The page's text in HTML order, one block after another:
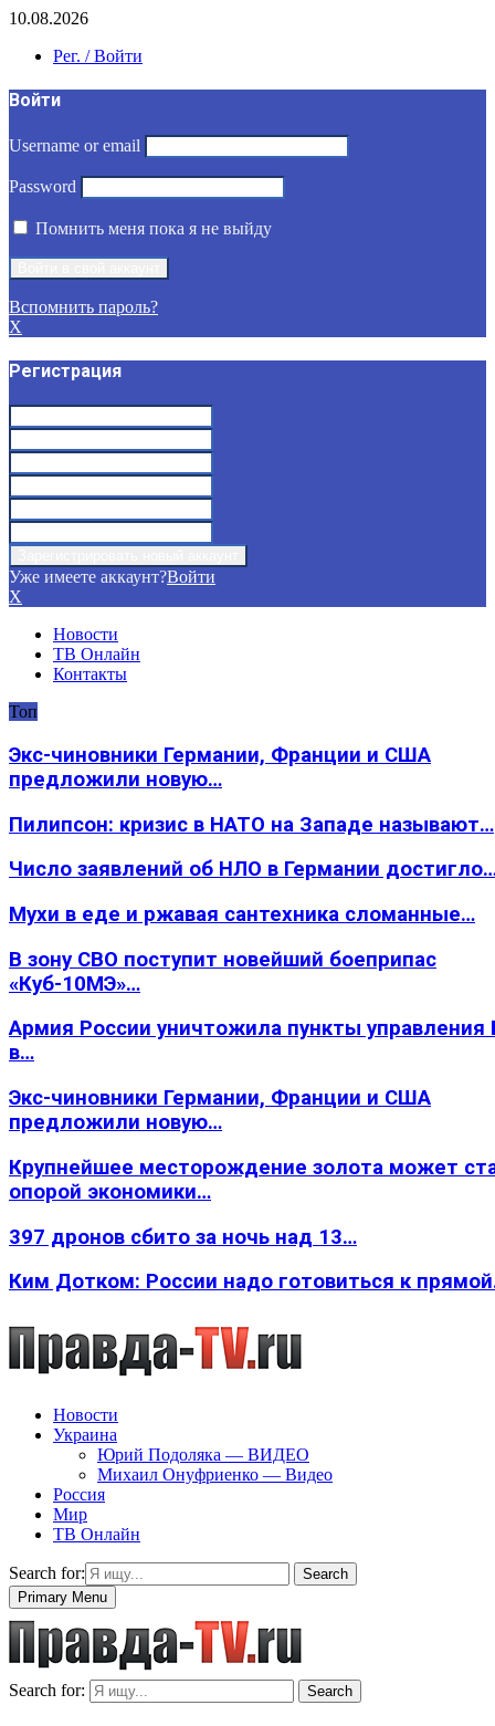
10.08.2026
Рег. / Войти
Войти
Username or email
Password
Помнить меня пока я не выйду
Вспомнить пароль?
X
Регистрация
Уже имеете аккаунт?Войти
X
Новости
ТВ Онлайн
Контакты
Топ
Экс-чиновники Германии, Франции и США
предложили новую…
Пилипсон: кризис в НАТО на Западе называют…
Число заявлений об НЛО в Германии
Мухи в еде и ржавая сантехника сломанные…
В зону СВО поступит новейший боеприпас
«Куб-10МЭ»…
Армия России уничтожила пункты
в…
Экс-чиновники Германии, Франции и США
предложили новую…
Крупнейшее месторождение золота может
опорой экономики…
397 дронов сбито за ночь над 13…
Ким Дотком: России надо готовиться к
Новости
Украина
Юрий Подоляка — ВИДЕО
Михаил Онуфриенко — Видео
Россия
Мир
ТВ Онлайн
Search for:
Search
Primary Menu
Search for: Search